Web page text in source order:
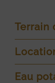
Terrain
Eau